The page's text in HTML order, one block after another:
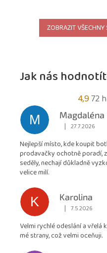
ZOBRAZIT
Jak nás
4,9
4,9
z
72
M
Magdaléna
Hodnocení
| 27.7.2026
Nejlepší místo, kde koupit
prodavačky ochotně poradí,
seděly, nechají důkladně
velice milí.
K
Karolina
Hodnocení
| 7.5.2026
Velmi rychlé odeslání a vřelá
mé strany, což velmi oceňuji.